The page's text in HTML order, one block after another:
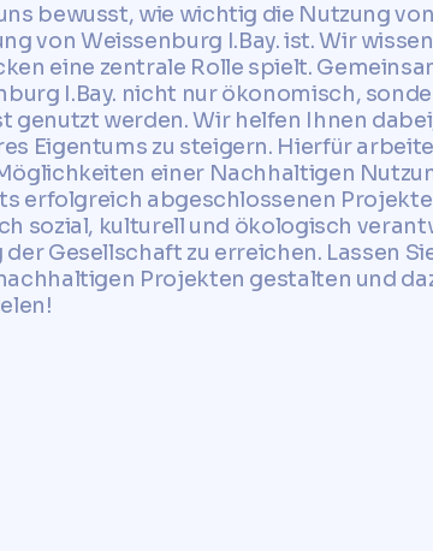
bewusst, wie wichtig die Nutzung
von Weissenburg I.Bay. ist. Wir
eine zentrale Rolle spielt.
I.Bay. nicht nur ökonomisch,
werden. Wir helfen Ihnen
Eigentums zu steigern. Hierfür
einer Nachhaltigen
erfolgreich abgeschlossenen
sozial, kulturell und ökologisch
Gesellschaft zu erreichen. Lassen
Projekten gestalten und